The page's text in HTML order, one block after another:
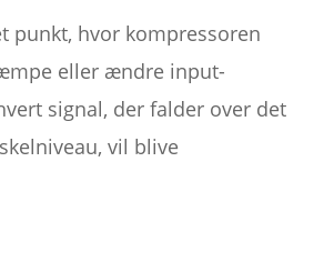
punkt, hvor kompressoren
eller ændre input-
signal, der falder over det
vil blive